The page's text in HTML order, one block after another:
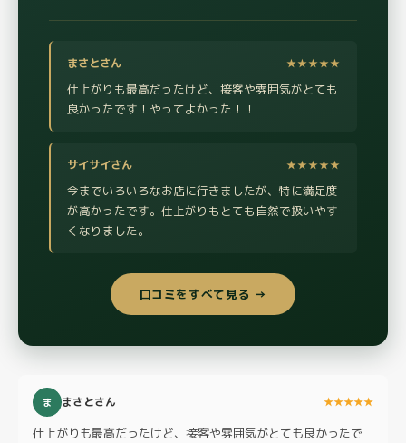
まさとさん ★★★★★
仕上がりも最高だったけど、接客や雰囲気がとても
良かったです！やってよかった！！
サイサイさん ★★★★★
今までいろいろなお店に行きましたが、特に満足度
が高かったです。仕上がりもとても自然で扱いやす
くなりました。
口コミをすべて見る →
ま まさとさん ★★★★★
仕上がりも最高だったけど、接客や雰囲気がとても良かったで